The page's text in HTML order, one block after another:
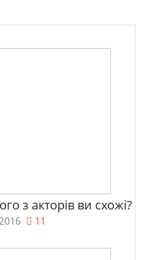
з акторів ви схожі?
11